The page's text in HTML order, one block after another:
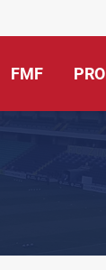
FMF